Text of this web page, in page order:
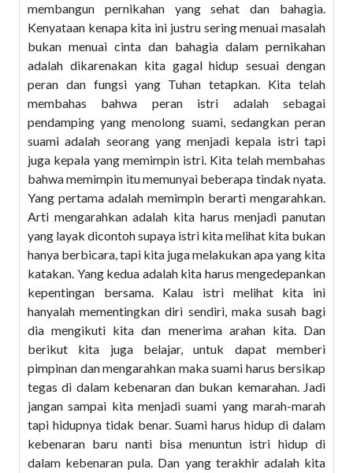
membangun pernikahan yang sehat dan bahagia.
Kenyataan kenapa kita ini justru sering menuai masalah
bukan menuai cinta dan bahagia dalam pernikahan
adalah dikarenakan kita gagal hidup sesuai dengan
peran dan fungsi yang Tuhan tetapkan. Kita telah
membahas bahwa peran istri adalah sebagai
pendamping yang menolong suami, sedangkan peran
suami adalah seorang yang menjadi kepala istri tapi
juga kepala yang memimpin istri. Kita telah membahas
bahwa memimpin itu memunyai beberapa tindak nyata.
Yang pertama adalah memimpin berarti mengarahkan.
Arti mengarahkan adalah kita harus menjadi panutan
yang layak dicontoh supaya istri kita melihat kita bukan
hanya berbicara, tapi kita juga melakukan apa yang kita
katakan. Yang kedua adalah kita harus mengedepankan
kepentingan bersama. Kalau istri melihat kita ini
hanyalah mementingkan diri sendiri, maka susah bagi
dia mengikuti kita dan menerima arahan kita. Dan
berikut kita juga belajar, untuk dapat memberi
pimpinan dan mengarahkan maka suami harus bersikap
tegas di dalam kebenaran dan bukan kemarahan. Jadi
jangan sampai kita menjadi suami yang marah-marah
tapi hidupnya tidak benar. Suami harus hidup di dalam
kebenaran baru nanti bisa menuntun istri hidup di
dalam kebenaran pula. Dan yang terakhir adalah kita